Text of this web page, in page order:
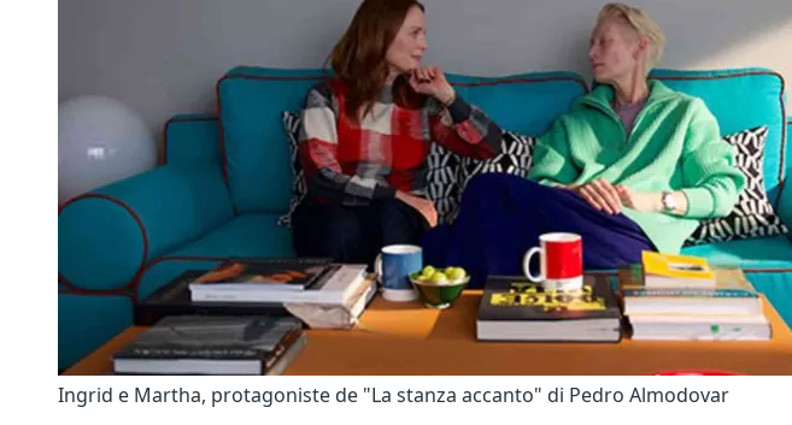
Ingrid e Martha, protagoniste de "La stanza accanto" di Pedro Almodovar